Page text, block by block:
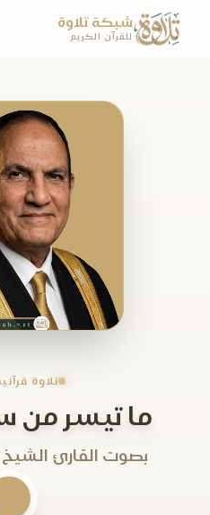
شبكة تلاوة
للقرآن الكريم
تلاوة
ما تيسر من
بصوت القارئ الشيخ